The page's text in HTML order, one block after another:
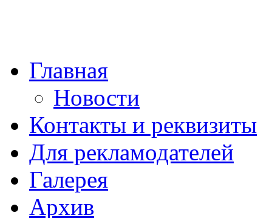
Главная
Новости
Контакты и реквизиты
Для рекламодателей
Галерея
Архив